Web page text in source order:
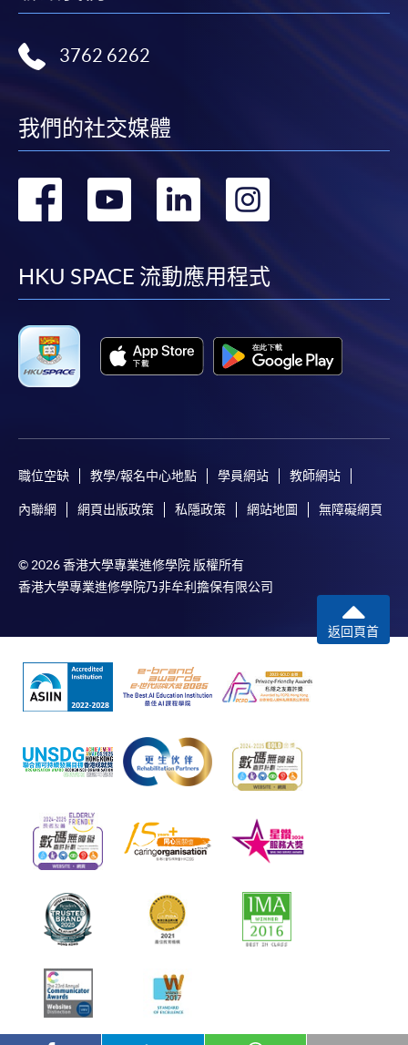
3762 6262
我們的社交媒體
轉
facebook
轉
youtube
轉
linkedin
轉
HKU SPACE 流動應用程式
職位空缺 教學/報名中心地點 學員網站 教師網站
內聯網 網頁出版政策 私隱政策 網站地圖 無障礙網頁
© 2026 香港大學專業進修學院 版權所有
香港大學專業進修學院乃非牟利擔保有限公司
返回頁首